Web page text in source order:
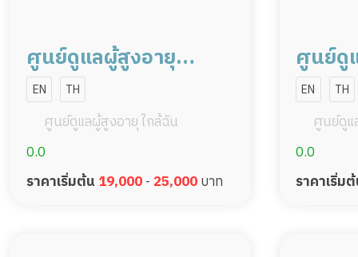
ศูนย์ดูแลผู้สูงอายุ
อุบลราชธานี
EN TH
ศูนย์ดูแลผู้สูงอายุ ใกล้ฉัน
0.0
ราคาเริ่มต้น 19,000- 25,000บาท
ศูนย์ดู
กรุงเ
EN TH
ศูนย์ดูแ
0.0
ราคาเริ่ม